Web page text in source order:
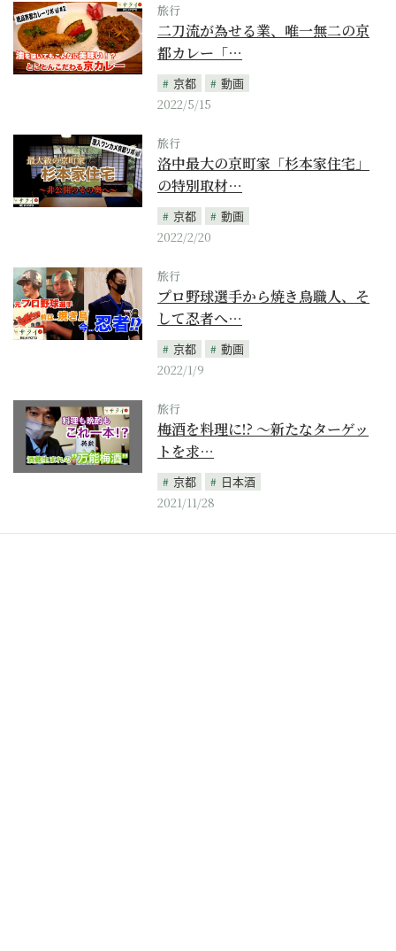
旅行
二刀流が為せる業、唯一無二の京
都カレー「…
京都
動画
2022/5/15
旅行
洛中最大の京町家「杉本家住宅」
の特別取材…
京都
動画
2022/2/20
旅行
プロ野球選手から焼き鳥職人、そ
して忍者へ…
京都
動画
2022/1/9
旅行
梅酒を料理に!? 〜新たなターゲッ
トを求…
京都
日本酒
2021/11/28